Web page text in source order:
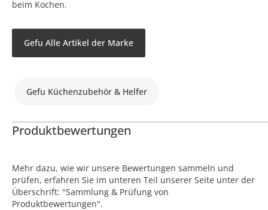
beim Kochen.
Gefu Alle Artikel der Marke
Gefu Küchenzubehör & Helfer
Produktbewertungen
Mehr dazu, wie wir unsere Bewertungen sammeln und
prüfen, erfahren Sie im unteren Teil unserer Seite unter der
Überschrift: "Sammlung & Prüfung von
Produktbewertungen".